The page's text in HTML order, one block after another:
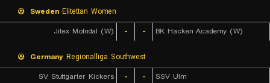
Sweden Elitettan Women
Jitex Molndal (W)
- - BK Hacken Academy (W)
Germany Regionalliga Southwest
SV Stuttgarter Kickers
- - SSV Ulm